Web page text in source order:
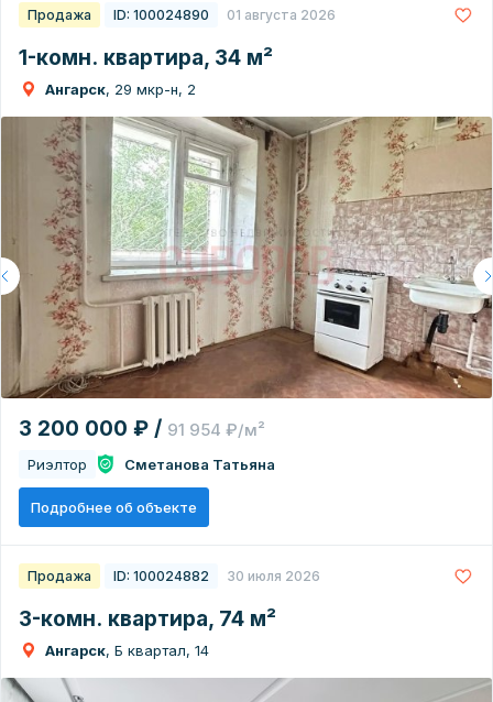
Продажа ID: 100024890 01 августа 2026
1-комн. квартира, 34 м²
Ангарск, 29 мкр-н, 2
3 200 000 ₽ / 91 954 ₽/м²
Риэлтор Сметанова Татьяна
Подробнее об объекте
Продажа ID: 100024882 30 июля 2026
3-комн. квартира, 74 м²
Ангарск, Б квартал, 14